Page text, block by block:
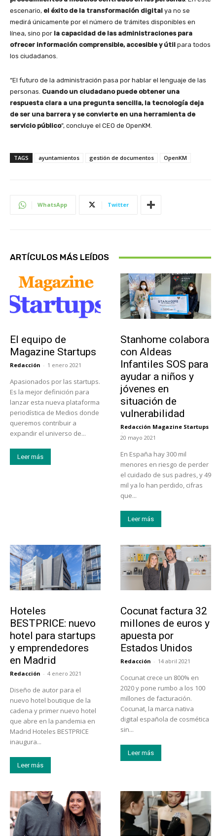
escenario, el éxito de la transformación digital ya no se
medirá únicamente por el número de trámites disponibles en
línea, sino por la capacidad de las administraciones para
ofrecer información comprensible, accesible y útil para todos
los ciudadanos.
“El futuro de la administración pasa por hablar el lenguaje de las
personas. Cuando un ciudadano puede obtener una
respuesta clara a una pregunta sencilla, la tecnología deja
de ser una barrera y se convierte en una herramienta de
servicio público”, concluye el CEO de OpenKM.
TAGS ayuntamientos gestión de documentos OpenKM
WhatsApp Twitter
ARTÍCULOS MÁS LEÍDOS
El equipo de
Magazine Startups
Redacción - 1 enero 2021
Apasionados por las startups.
Es la mejor definición para
lanzar esta nueva plataforma
periodística de Medios donde
queremos contribuir a
expandir el universo de...
Leer más
Stanhome colabora
con Aldeas
Infantiles SOS para
ayudar a niños y
jóvenes en
situación de
vulnerabilidad
Redacción Magazine Startups
-
20 mayo 2021
En España hay 300 mil
menores en riesgo de perder
el cuidado de sus padres, y 49
mil ya lo han perdido, cifras
que...
Leer más
Hoteles
BESTPRICE: nuevo
hotel para startups
y emprendedores
en Madrid
Redacción - 4 enero 2021
Diseño de autor para el
nuevo hotel boutique de la
cadena y primer nuevo hotel
que abre en la pandemia en
Madrid Hoteles BESTPRICE
inaugura...
Leer más
Cocunat factura 32
millones de euros y
apuesta por
Estados Unidos
Redacción - 14 abril 2021
Cocunat crece un 800% en
2020 y pone rumbo a los 100
millones de facturación.
Cocunat, la marca nativa
digital española de cosmética
sin...
Leer más